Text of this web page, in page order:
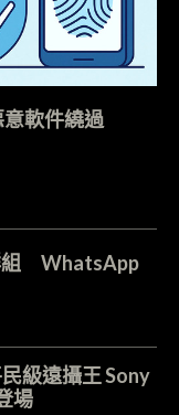
軟件繞過
組 WhatsApp
級遠攝王 Sony
場